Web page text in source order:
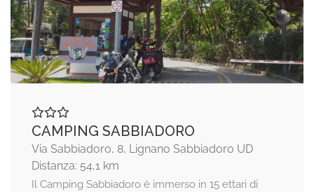
CAMPING SABBIADORO
Via Sabbiadoro, 8, Lignano Sabbiadoro UD
Distanza: 54,1 km
Il Camping Sabbiadoro è immerso in 15 ettari di